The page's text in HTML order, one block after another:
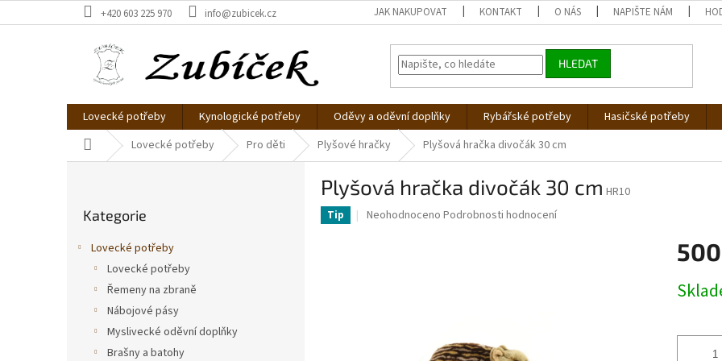
na
+420 603 225 970 info@zubicek.cz JAK NAKUPOVAT KONTAKT O NÁS NAPIŠTE NÁM
HLEDAT
Lovecké potřeby Kynologické potřeby Oděvy a oděvní doplňky Rybářské potřeby Hasičské potřeby
Domů Lovecké potřeby Pro děti Plyšové hračky Plyšová hračka divočák 30 cm
kategorie
Kategorie
Lovecké potřeby
Lovecké potřeby
Řemeny na zbraně
Nábojové pásy
Myslivecké oděvní doplňky
Brašny a batohy
Plyšová hračka divočák 30 cm HR10
Tip
Průměrné
Neohodnoceno Podrobnosti hodnocení
cena: